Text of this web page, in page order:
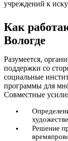
учреждений к
Как
Вологде
Разумеется,
поддержки со
социальные
программы для
Совместные
Решение